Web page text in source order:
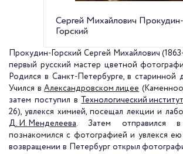
Сергей Михайлович Прокудин-
Горский
Прокудин-Горский Сергей Михайлович
первый русский мастер цветной
Родился в Санкт-Петербурге, в старинной
Учился вАлександровском лицее
затем поступил в
Технологический институт
26), увлекся химией, посещал лекции и
Д. И. Менделеева. Затем отправился
познакомился с фотографией и увлекся
возвращении в Петербург открыл